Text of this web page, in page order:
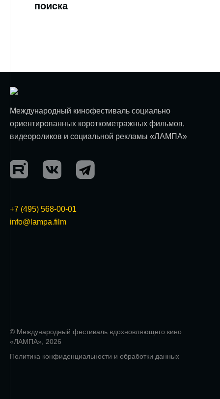
поиска
Международный кинофестиваль социально
ориентированных короткометражных фильмов,
видеороликов и социальной рекламы «ЛАМПА»
+7 (495) 568-00-01
info@lampa.film
© Международный фестиваль вдохновляющего кино
«ЛАМПА», 2026
Политика конфиденциальности и обработки данных